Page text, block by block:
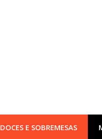
DOCES E SOBREMESAS